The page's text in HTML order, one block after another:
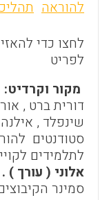
להוראה
לחצו כדי
לפריט
מקור וקרדיט:
דורית ברט ,
שינפלד ,
סטודנטים
לתלמידים
אלוני ( עורך ) .
סמינר הקיבוצים